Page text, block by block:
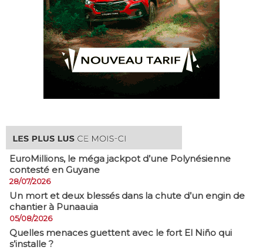
EuroMillions, ​le méga jackpot d’une Polynésienne
contesté en Guyane
28/07/2026
​Un mort et deux blessés dans la chute d’un engin de
chantier à Punaauia
05/08/2026
Quelles menaces guettent avec le fort El Niño qui
s’installe ?